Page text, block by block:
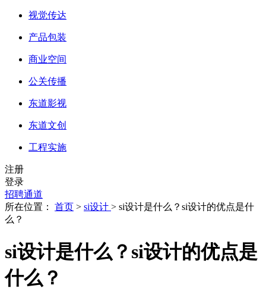
视觉传达
产品包装
商业空间
公关传播
东道影视
东道文创
工程实施
注册
登录
招聘通道
所在位置： 首页 > si设计 > si设计是什么？si设计的优点是什
么？
si设计是什么？si设计的优点是
什么？